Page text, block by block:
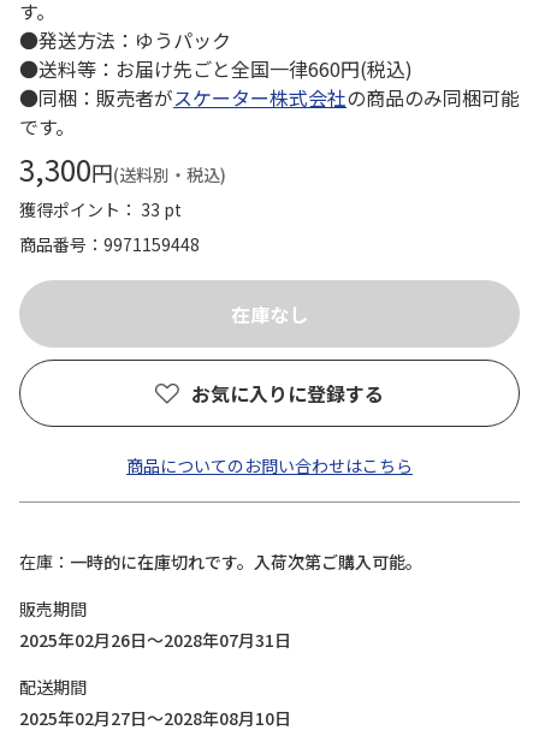
す。
●発送方法：ゆうパック
●送料等：お届け先ごと全国一律660円(税込)
●同梱：販売者がスケーター株式会社の商品のみ同梱可能
です。
3,300円(送料別・税込)
獲得ポイント： 33 pt
商品番号
9971159448
お気に入りに登録する
商品についてのお問い合わせはこちら
在庫
一時的に在庫切れです。入荷次第ご購入可能。
販売期間
2025年02月26日～2028年07月31日
配送期間
2025年02月27日～2028年08月10日